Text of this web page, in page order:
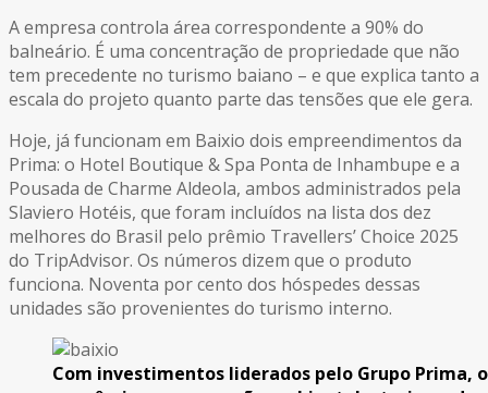
A empresa controla área correspondente a 90% do
balneário. É uma concentração de propriedade que não
tem precedente no turismo baiano – e que explica tanto a
escala do projeto quanto parte das tensões que ele gera.
Hoje, já funcionam em Baixio dois empreendimentos da
Prima: o Hotel Boutique & Spa Ponta de Inhambupe e a
Pousada de Charme Aldeola, ambos administrados pela
Slaviero Hotéis, que foram incluídos na lista dos dez
melhores do Brasil pelo prêmio Travellers’ Choice 2025
do TripAdvisor. Os números dizem que o produto
funciona. Noventa por cento dos hóspedes dessas
unidades são provenientes do turismo interno.
Com investimentos liderados pelo Grupo